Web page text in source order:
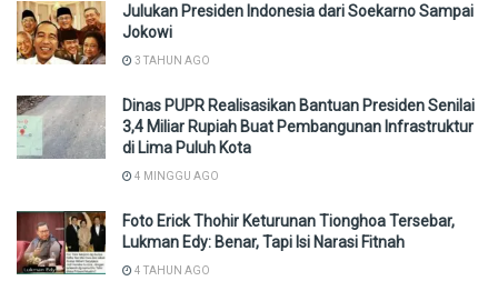
Julukan Presiden Indonesia dari Soekarno Sampai
Jokowi
3 TAHUN AGO
Dinas PUPR Realisasikan Bantuan Presiden Senilai
3,4 Miliar Rupiah Buat Pembangunan Infrastruktur
di Lima Puluh Kota
4 MINGGU AGO
Foto Erick Thohir Keturunan Tionghoa Tersebar,
Lukman Edy: Benar, Tapi Isi Narasi Fitnah
4 TAHUN AGO